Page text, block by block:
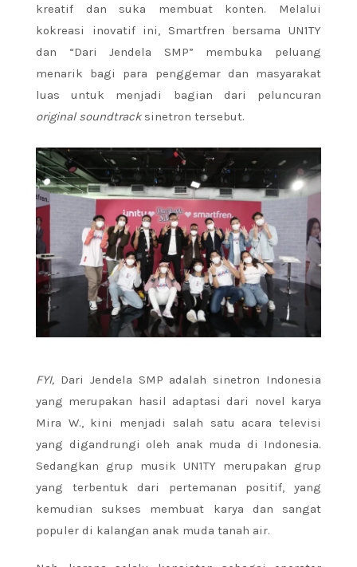
kreatif dan suka membuat konten. Melalui
kokreasi inovatif ini, Smartfren bersama UN1TY
dan “Dari Jendela SMP” membuka peluang
menarik bagi para penggemar dan masyarakat
luas untuk menjadi bagian dari peluncuran
original soundtracksinetron tersebut.
FYI, Dari Jendela SMP adalah sinetron Indonesia
yang merupakan hasil adaptasi dari novel karya
Mira W., kini menjadi salah satu acara televisi
yang digandrungi oleh anak muda di Indonesia.
Sedangkan grup musik UN1TY merupakan grup
yang terbentuk dari pertemanan positif, yang
kemudian sukses membuat karya dan sangat
populer di kalangan anak muda tanah air.